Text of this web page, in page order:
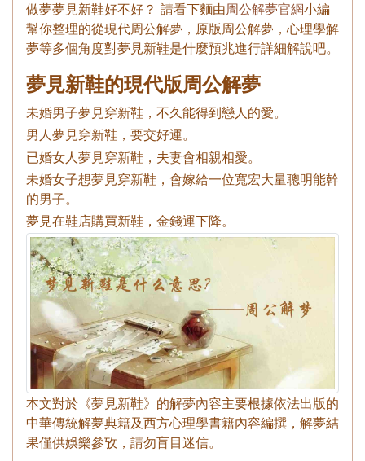
做夢夢見新鞋好不好？ 請看下麵由周公解夢官網小編
幫你整理的從現代周公解夢，原版周公解夢，心理學解
夢等多個角度對夢見新鞋是什麼預兆進行詳細解說吧。
夢見新鞋的現代版周公解夢
未婚男子夢見穿新鞋，不久能得到戀人的愛。
男人夢見穿新鞋，要交好運。
已婚女人夢見穿新鞋，夫妻會相親相愛。
未婚女子想夢見穿新鞋，會嫁給一位寬宏大量聰明能幹
的男子。
夢見在鞋店購買新鞋，金錢運下降。
本文對於《夢見新鞋》的解夢內容主要根據依法出版的
中華傳統解夢典籍及西方心理學書籍內容編撰，解夢結
果僅供娛樂參攷，請勿盲目迷信。